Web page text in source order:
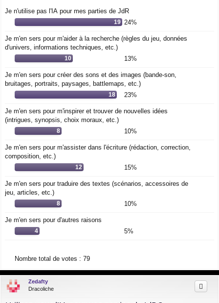
Je n'utilise pas l'IA pour mes parties de JdR
19 24%
Je m'en sers pour m'aider à la recherche (règles du jeu, données
d'univers, informations techniques, etc.)
10 13%
Je m'en sers pour créer des sons et des images (bande-son,
bruitages, portraits, paysages, battlemaps, etc.)
18 23%
Je m'en sers pour m'inspirer et trouver de nouvelles idées
(intrigues, synopsis, choix moraux, etc.)
8 10%
Je m'en sers pour m'assister dans l'écriture (rédaction, correction,
composition, etc.)
12 15%
Je m'en sers pour traduire des textes (scénarios, accessoires de
jeu, articles, etc.)
8 10%
Je m'en sers pour d'autres raisons
4 5%
Nombre total de votes : 79
Zedafty
Dracoliche